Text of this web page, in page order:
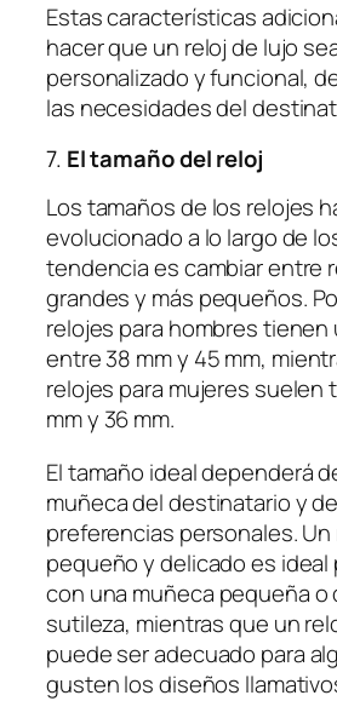
Estas características
hacer que un reloj de lujo
personalizado y funcional,
las necesidades del
7. El tamaño del reloj
Los tamaños de los relojes
evolucionado a lo largo de
tendencia es cambiar entre
grandes y más pequeños.
relojes para hombres tienen
entre 38 mm y 45 mm,
relojes para mujeres suelen
mm y 36 mm.
El tamaño ideal dependerá
muñeca del destinatario y
preferencias personales. Un
pequeño y delicado es ideal
con una muñeca pequeña o
sutileza, mientras que un
puede ser adecuado para
gusten los diseños